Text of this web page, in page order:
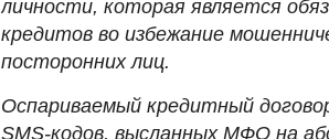
личности, которая является
кредитов во избежание
посторонних лиц.
Оспариваемый кредитный
SMS-кодов, высланных МФО на